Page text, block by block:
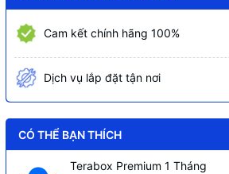
Cam kết chính hãng 100%
Dịch vụ lắp đặt tận nơi
CÓ THỂ BẠN THÍCH
Terabox Premium 1 Tháng